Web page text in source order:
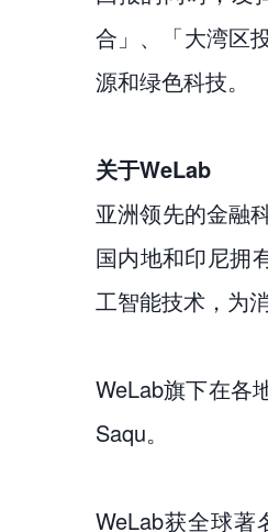
合」、「大湾区
源和绿色科技。
关于WeLab
亚洲领先的金融
国内地和印尼拥
工智能技术，为
WeLab旗下在各
Saqu。
WeLab获全球著